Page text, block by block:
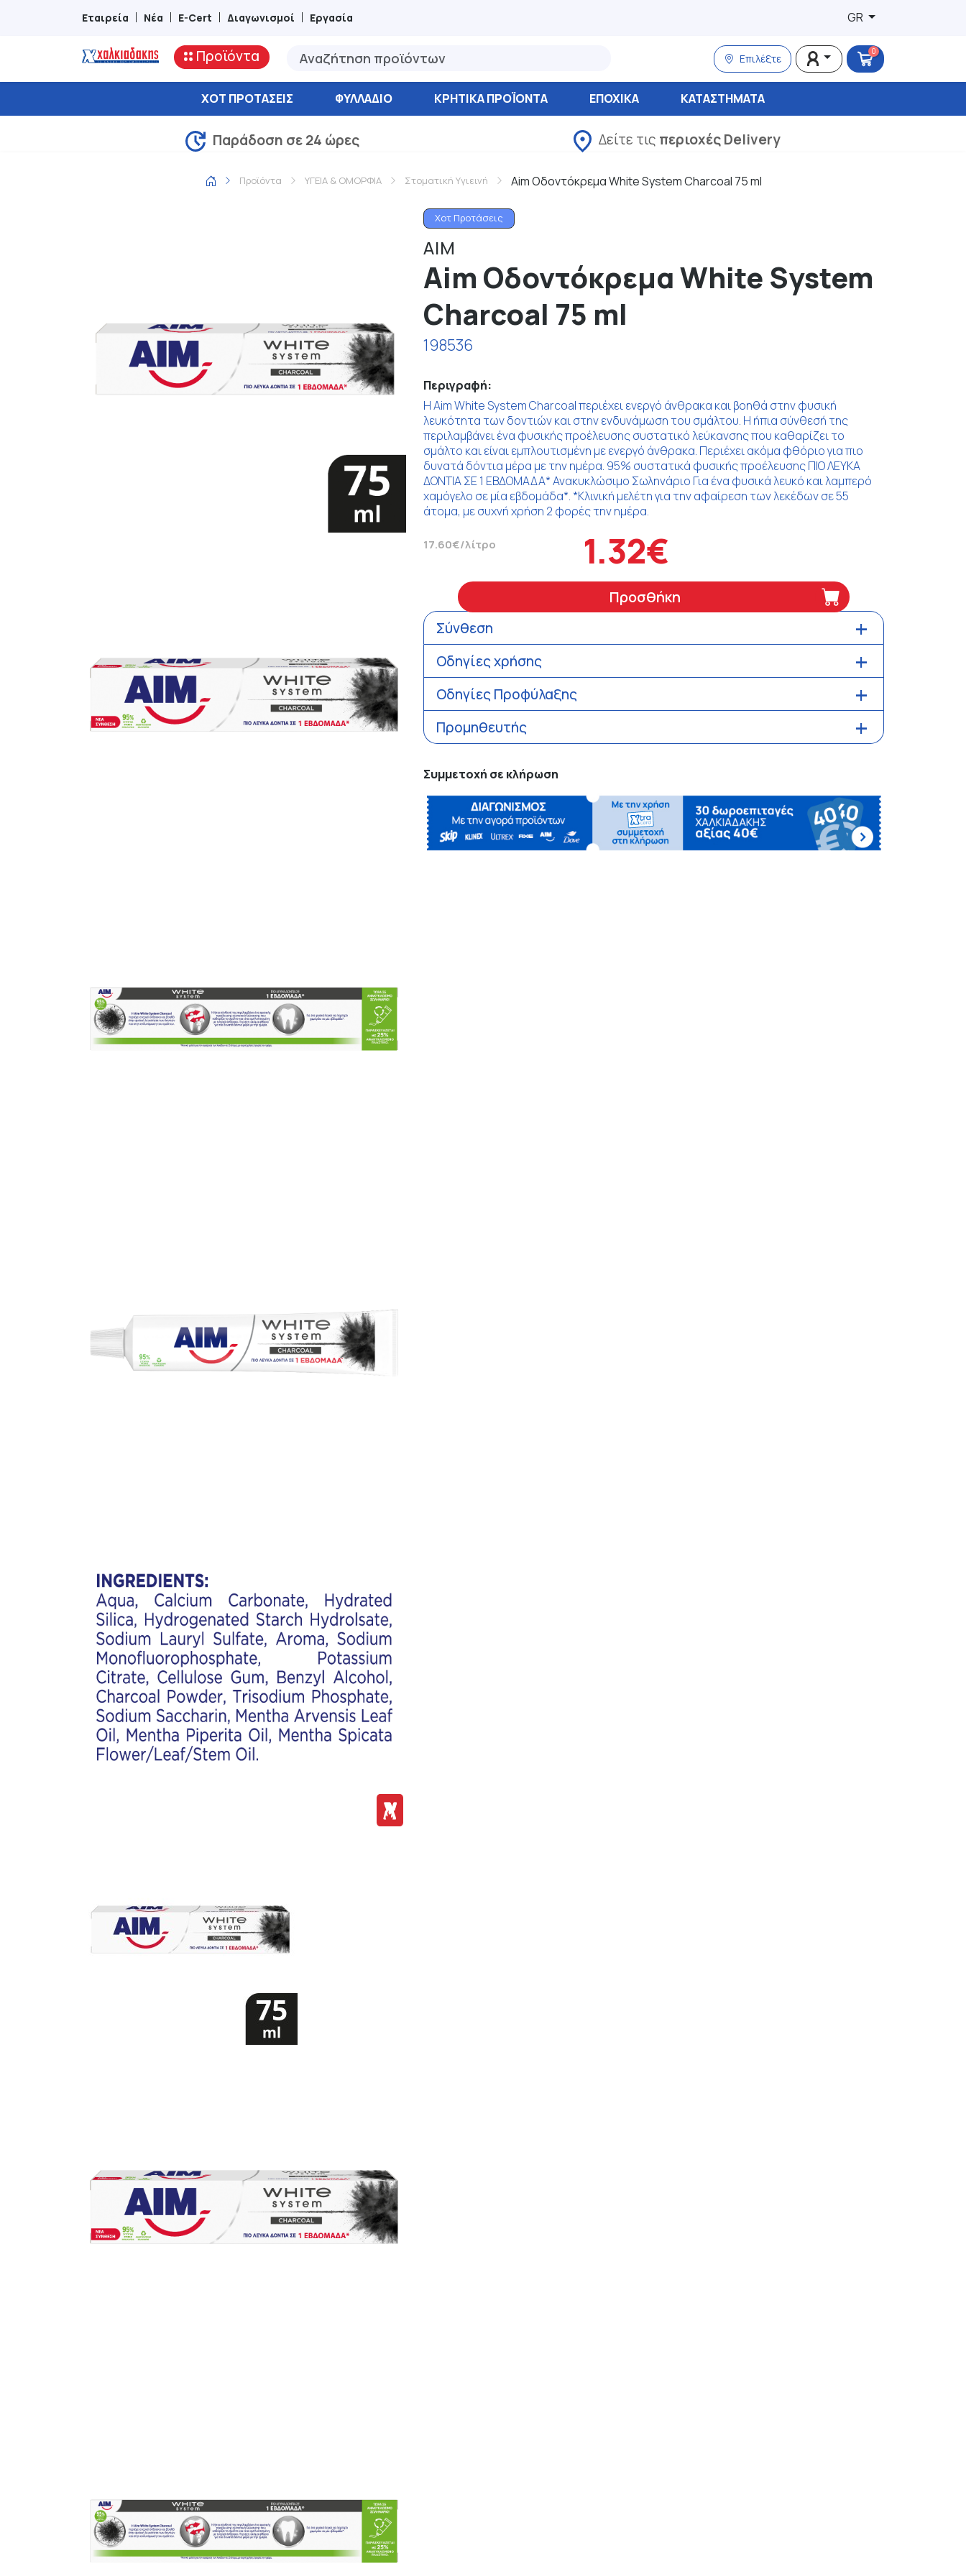
Εταιρεία Νέα E-Cert Διαγωνισμοί Εργασία GR
Προϊόντα Επιλέξτε
0
ΧΟΤ ΠΡΟΤΆΣΕΙΣ ΦΥΛΛΆΔΙΟ ΚΡΗΤΙΚΑ ΠΡΟΪΟΝΤΑ ΕΠΟΧΙΚΑ ΚΑΤΑΣΤΉΜΑΤΑ
Παράδοση σε 24 ώρες Δείτε τις περιοχές Delivery
Προϊόντα ΥΓΕΙΑ & ΟΜΟΡΦΙΑ Στοματική Υγιεινή Aim Οδοντόκρεμα White System Charcoal 75 ml
Χοτ Προτάσεις
AIM
Aim Οδοντόκρεμα White System
Charcoal 75 ml
198536
Περιγραφή:
H Aim White System Charcoal περιέχει ενεργό άνθρακα και βοηθά στην φυσική
λευκότητα των δοντιών και στην ενδυνάμωση του σμάλτου. Η ήπια σύνθεσή της
περιλαμβάνει ένα φυσικής προέλευσης συστατικό λεύκανσης που καθαρίζει το
σμάλτο και είναι εμπλουτισμένη με ενεργό άνθρακα. Περιέχει ακόμα φθόριο για πιο
δυνατά δόντια μέρα με την ημέρα. 95% συστατικά φυσικής προέλευσης ΠΙΟ ΛΕΥΚΑ
ΔΟΝΤΙΑ ΣΕ 1 ΕΒΔΟΜΑΔΑ* Ανακυκλώσιμο Σωληνάριο Για ένα φυσικά λευκό και λαμπερό
χαμόγελο σε μία εβδομάδα*. *Κλινική μελέτη για την αφαίρεση των λεκέδων σε 55
άτομα, με συχνή χρήση 2 φορές την ημέρα.
17.60€/λίτρο 1.32€
Προσθήκη
Σύνθεση
Οδηγίες χρήσης
Οδηγίες Προφύλαξης
Προμηθευτής
Συμμετοχή σε κλήρωση